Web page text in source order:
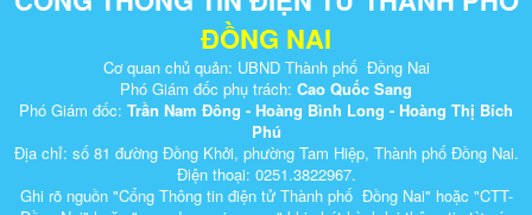
ĐỒNG NAI
Cơ quan chủ quản: UBND Thành phố Đồng Nai
Phó Giám đốc phụ trách: Cao Quốc Sang
Phó Giám đốc: Trần Nam Đông - Hoàng Bình Long - Hoàng Thị Bích
Phú
Địa chỉ: số 81 đường Đồng Khởi, phường Tam Hiệp, Thành phố Đồng Nai.
Điện thoại: 0251.3822967.
Ghi rõ nguồn "Cổng Thông tin điện tử Thành phố Đồng Nai" hoặc "CTT-